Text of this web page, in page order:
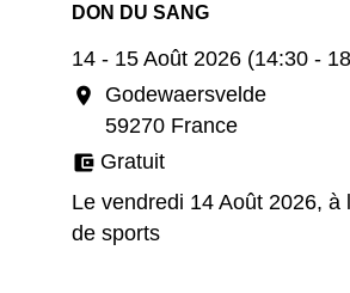
DON DU SANG
14 - 15 Août 2026 (14:30 -
location_on
Godewaersvelde
59270 France
account_balance_wallet Gratuit
Le vendredi 14 Août 2026, à
de sports